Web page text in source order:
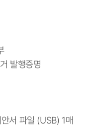
발행증명
서 파일 (USB) 1매